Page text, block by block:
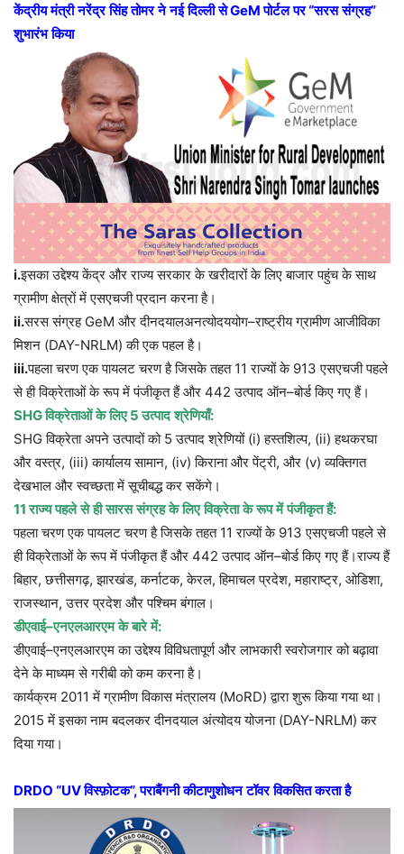
केंद्रीय मंत्री नरेंद्र सिंह तोमर ने नई दिल्ली सेGeMपोर्टल पर“सरस संग्रह”
शुभारंभ किया
i.इसका उद्देश्य केंद्र और राज्य सरकार के खरीदारों के लिए बाजार पहुंच के साथ
ग्रामीण क्षेत्रों में एसएचजी प्रदान करना है।
ii.सरस संग्रहGeM और दीनदयालअनत्योदययोग–राष्ट्रीय ग्रामीण आजीविका
मिशन (DAY-NRLM)की एक पहल है।
iii.पहला चरण एक पायलट चरण है जिसके तहत11राज्यों के913एसएचजी पहले
से ही विक्रेताओं के रूप में पंजीकृत हैं और 442उत्पाद ऑन–बोर्ड किए गए हैं।
SHGविक्रेताओं के लिए5उत्पाद श्रेणियाँ:
SHGविक्रेता अपने उत्पादों को5उत्पाद श्रेणियों(i)हस्तशिल्प, (ii)हथकरघा
और वस्त्र, (iii)कार्यालय सामान, (iv)किराना और पेंट्री, और (v)व्यक्तिगत
देखभाल और स्वच्छता में सूचीबद्ध कर सकेंगे।
11राज्य पहले से ही सारस संग्रह के लिए विक्रेता के रूप में पंजीकृत हैं:
पहला चरण एक पायलट चरण है जिसके तहत11राज्यों के913एसएचजी पहले से
ही विक्रेताओं के रूप में पंजीकृत हैं और 442उत्पाद ऑन–बोर्ड किए गए हैं।राज्य हैं
बिहार,छत्तीसगढ़,झारखंड,कर्नाटक,केरल,हिमाचल प्रदेश,महाराष्ट्र, ओडिशा,
राजस्थान,उत्तर प्रदेश और पश्चिम बंगाल।
डीएवाई–एनएलआरएम के बारे में:
डीएवाई–एनएलआरएम का उद्देश्य विविधतापूर्ण और लाभकारी स्वरोजगार को बढ़ावा
देने के माध्यम से गरीबी को कम करना है।
कार्यक्रम 2011में ग्रामीण विकास मंत्रालय(MoRD)द्वारा शुरू किया गया था।
2015में इसका नाम बदलकर दीनदयाल अंत्योदय योजना(DAY-NRLM)कर
दिया गया।
DRDO “UVविस्फ़ोटक”,पराबैंगनी कीटाणुशोधन टॉवर विकसित करता है